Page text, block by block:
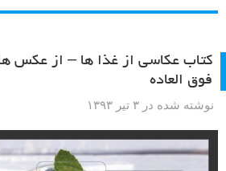
کتاب عکاسی از غذا ها – از عکس
فوق العاده
نوشته شده در ۳ تیر ۱۳۹۳